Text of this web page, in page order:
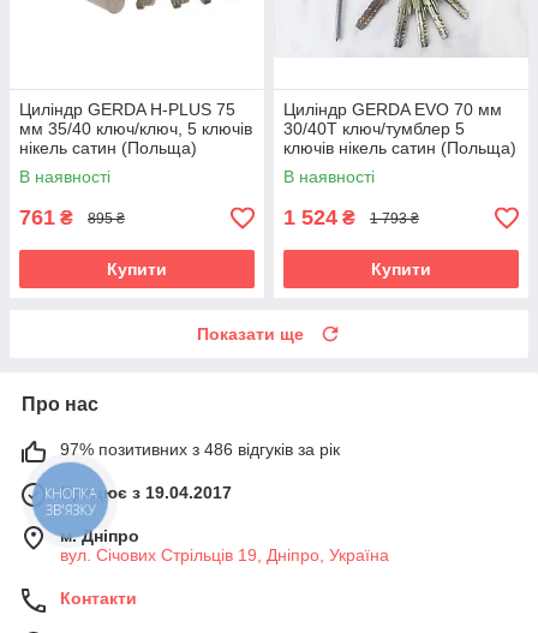
Циліндр GERDA H-PLUS 75
мм 35/40 ключ/ключ, 5 ключів
нікель сатин (Польща)
В наявності
761 ₴ 895 ₴
Купити
Циліндр GERDA EVO 70 мм
30/40Т ключ/тумблер 5
ключів нікель сатин (Польща)
В наявності
1 524 ₴ 1 793 ₴
Купити
Показати ще
Про нас
97% позитивних з 486 відгуків за рік
Працює з 19.04.2017
м. Дніпро
вул. Січових Стрільців 19, Дніпро, Україна
Контакти
КНОПКА
ЗВ'ЯЗКУ